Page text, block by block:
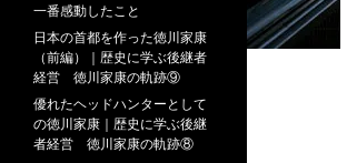
一番感動したこと
日本の首都を作った徳川家康
（前編）｜歴史に学ぶ後継者
経営 徳川家康の軌跡⑨
優れたヘッドハンターとして
の徳川家康｜歴史に学ぶ後継
者経営 徳川家康の軌跡⑧